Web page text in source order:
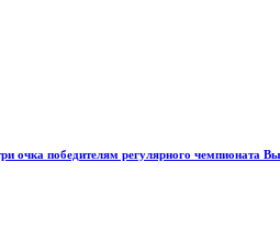
очка победителям регулярного чемпионата